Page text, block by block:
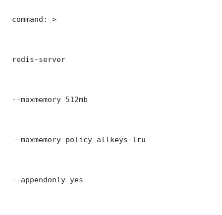
command: >
redis-server
--maxmemory 512mb
--maxmemory-policy allkeys-lru
--appendonly yes